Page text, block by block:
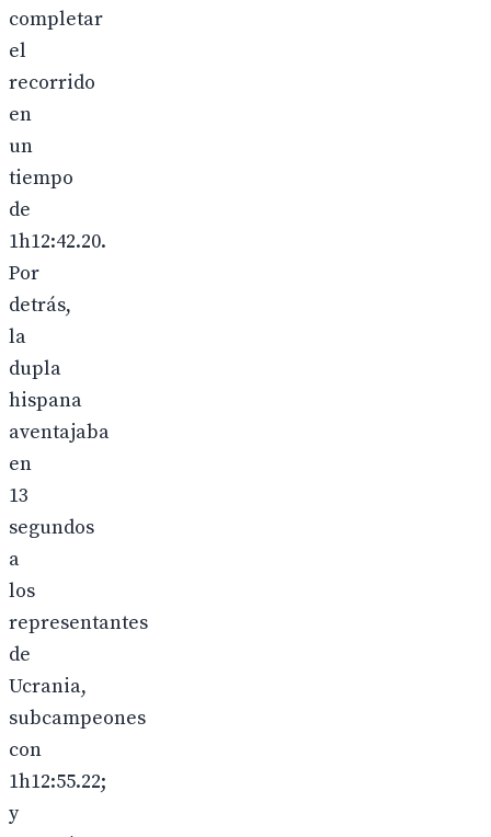
completar
el
recorrido
en
un
tiempo
de
1h12:42.20.
Por
detrás,
la
dupla
hispana
aventajaba
en
13
segundos
a
los
representantes
de
Ucrania,
subcampeones
con
1h12:55.22;
y